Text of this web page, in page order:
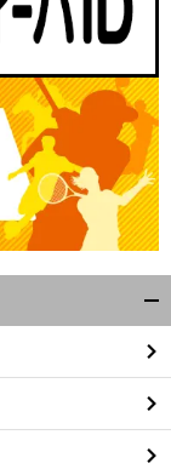
閉
る